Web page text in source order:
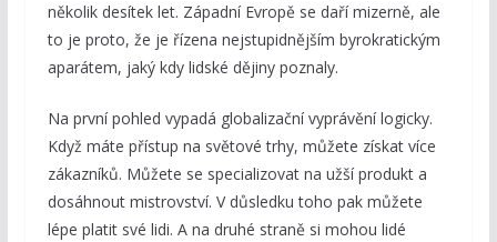
několik desítek let. Západní Evropě se daří mizerně, ale
to je proto, že je řízena nejstupidnějším byrokratickým
aparátem, jaký kdy lidské dějiny poznaly.
Na první pohled vypadá globalizační vyprávění logicky.
Když máte přístup na světové trhy, můžete získat více
zákazníků. Můžete se specializovat na užší produkt a
dosáhnout mistrovství. V důsledku toho pak můžete
lépe platit své lidi. A na druhé straně si mohou lidé